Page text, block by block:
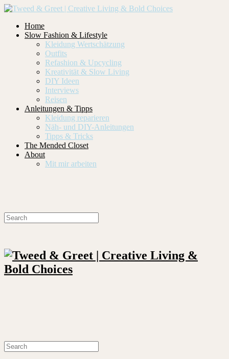
Home
Slow Fashion & Lifestyle
Kleidung Wertschätzung
Outfits
Refashion & Upcycling
Kreativität & Slow Living
DIY Ideen
Interviews
Reisen
Anleitungen & Tipps
Kleidung reparieren
Näh- und DIY-Anleitungen
Tipps & Tricks
The Mended Closet
About
Mit mir arbeiten